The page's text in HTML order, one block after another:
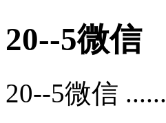
20--5微信
20--5微信 ......